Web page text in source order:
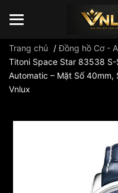
Đồng hồ casio đồng hồ G-
Trang chủ /Đồng hồ Cơ -
Titoni Space Star 83538 S-
Automatic – Mặt Số 40mm,
Vnlux